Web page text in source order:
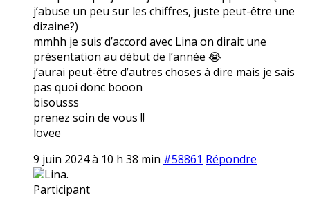
j’abuse un peu sur les chiffres, juste peut-être une
dizaine?)
mmhh je suis d’accord avec Lina on dirait une
présentation au début de l’année 😭
j’aurai peut-être d’autres choses à dire mais je sais
pas quoi donc booon
bisousss
prenez soin de vous !!
lovee
9 juin 2024 à 10 h 38 min #58861 Répondre
Lina.
Participant